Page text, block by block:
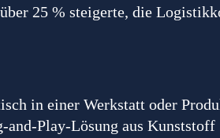
25 % steigerte, die
Play-Lösung aus Kunststoff